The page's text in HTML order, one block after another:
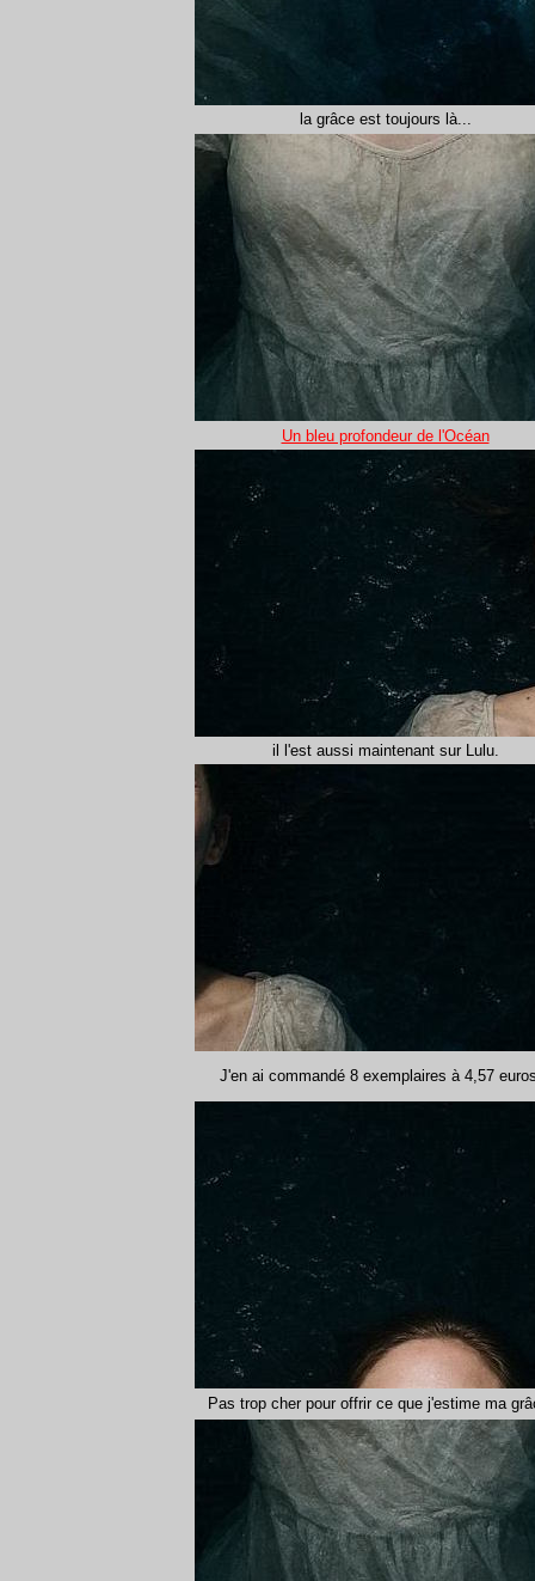
la grâce est toujours là...
Un bleu profondeur de l'Océan
il l'est aussi maintenant sur Lulu.
J'en ai commandé 8 exemplaires à 4,57
Pas trop cher pour offrir ce que j'estime ma